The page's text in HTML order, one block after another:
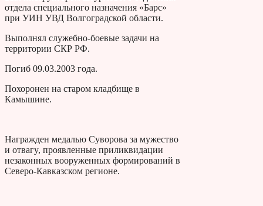
отдела специального назначения «Барс»
при УИН УВД Волгоградской области.
Выполнял служебно-боевые задачи на
территории СКР РФ.
Погиб 09.03.2003 года.
Похоронен на старом кладбище в
Камышине.
Награжден медалью Суворова за мужество
и отвaгy, проявленные приликвидации
незаконных вооруженных формирований в
Северо-Кавказском регионе.